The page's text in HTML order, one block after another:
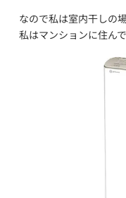
なので私は室内干しの
私はマンションに住ん